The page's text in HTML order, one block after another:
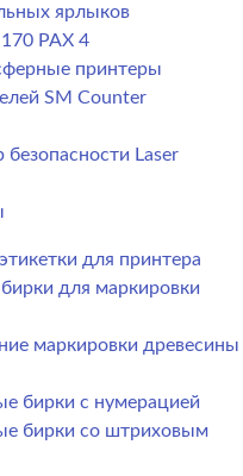
ярлыков
PAX 4
принтеры
SM Counter
Laser
для принтера
для маркировки
маркировки древесины
бирки с нумерацией
бирки со штриховым